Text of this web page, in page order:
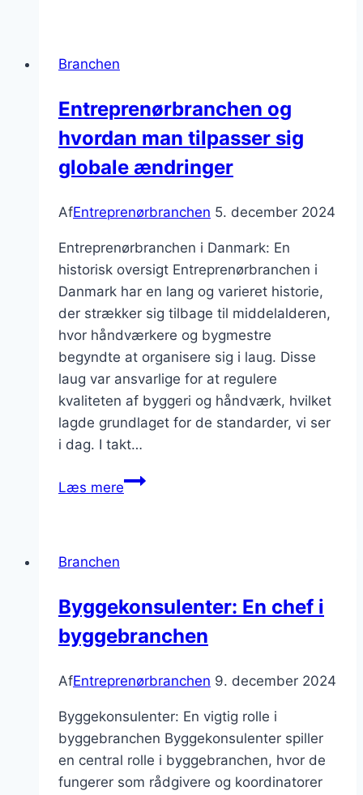
Branchen
Entreprenørbranchen og
hvordan man tilpasser sig
globale ændringer
AfEntreprenørbranchen 5. december 2024
Entreprenørbranchen i Danmark: En
historisk oversigt Entreprenørbranchen i
Danmark har en lang og varieret historie,
der strækker sig tilbage til middelalderen,
hvor håndværkere og bygmestre
begyndte at organisere sig i laug. Disse
laug var ansvarlige for at regulere
kvaliteten af byggeri og håndværk, hvilket
lagde grundlaget for de standarder, vi ser
i dag. I takt…
Læs mereEntreprenørbranchen
globale
ændringer
Branchen
Byggekonsulenter: En chef i
byggebranchen
AfEntreprenørbranchen 9. december 2024
Byggekonsulenter: En vigtig rolle i
byggebranchen Byggekonsulenter spiller
en central rolle i byggebranchen, hvor de
fungerer som rådgivere og koordinatorer